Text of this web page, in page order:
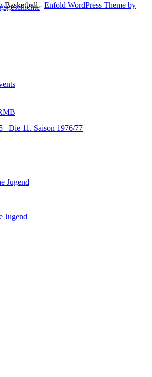
Jugend
Jugend
Basketball - Enfold WordPress Theme by
Die 11. Saison 1976/77